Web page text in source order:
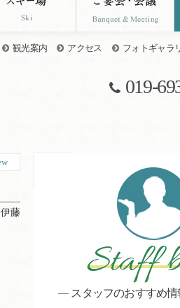
観光案内 アクセス フォトギャラ
019-
伊藤
Staff
スタッフのおすすめ